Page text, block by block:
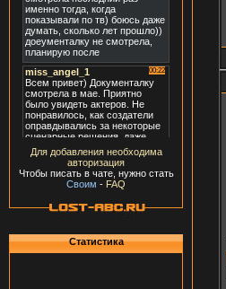
Для добавления необходима
авторизация
Чтобы писать в чате, нужно стать
Своим - FAQ
Статистика